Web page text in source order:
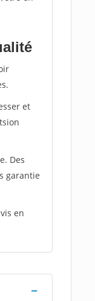
et
Des
garantie
en